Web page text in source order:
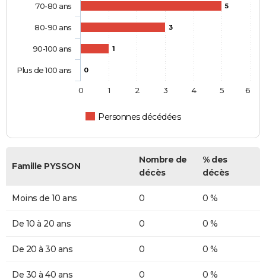
5
3
1
0
Personnes décédées
70-80 ans
80-90 ans
90-100 ans
Plus de 100 ans
0 1 2 3 4 5 6
Famille PYSSON
Nombre de
décès
% des
décès
Moins de 10 ans 0 0 %
De 10 à 20 ans 0 0 %
De 20 à 30 ans 0 0 %
De 30 à 40 ans 0 0 %